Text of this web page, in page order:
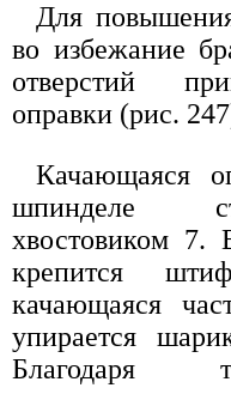
Для
во избежание
отверстий
оправки (рис.
Качающаяся
шпинделе
хвостовиком 7.
крепится
качающаяся
упирается
Благодаря